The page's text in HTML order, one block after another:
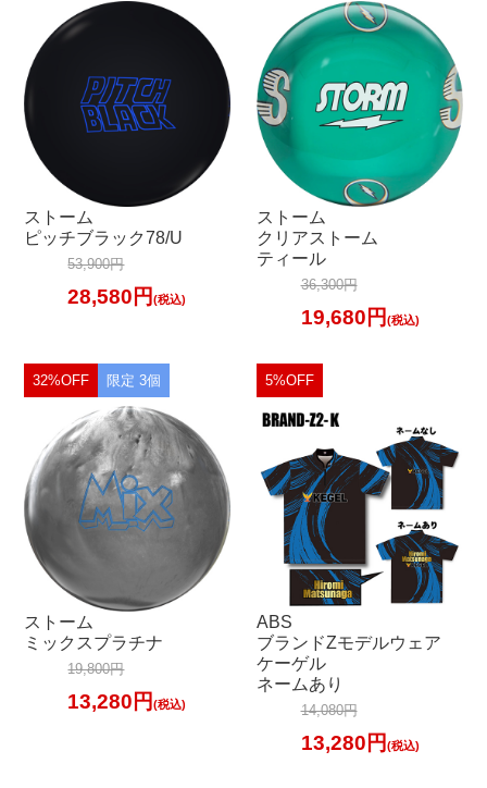
ストーム
ピッチブラック78/U
53,900円
28,580円(税込)
ストーム
クリアストーム
ティール
36,300円
19,680円 (税込)
32%OFF 限定 3個
ストーム
ミックスプラチナ
19,800円
13,280円(税込)
5%OFF
ABS
ブランドZモデルウェア
ケーゲル
ネームあり
14,080円
13,280円 (税込)